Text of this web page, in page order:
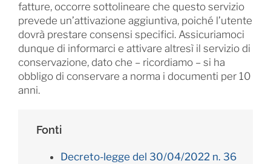
fatture, occorre sottolineare che questo servizio
prevede un’attivazione aggiuntiva, poiché l’utente
dovrà prestare consensi specifici. Assicuriamoci
dunque di informarci e attivare altresì il servizio di
conservazione, dato che – ricordiamo – si ha
obbligo di conservare a norma i documenti per 10
anni.
Fonti
Decreto-legge del 30/04/2022 n. 36